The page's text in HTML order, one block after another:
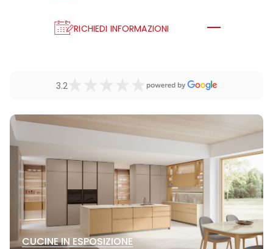
RICHIEDI INFORMAZIONI
3.2
CUCINE IN ESPOSIZIONE